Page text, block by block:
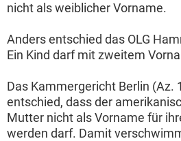
nicht als weiblicher Vorname.
Anders entschied das OLG
Ein Kind darf mit zweitem
Das Kammergericht Berlin (Az.
entschied, dass der
Mutter nicht als Vorname für
werden darf. Damit